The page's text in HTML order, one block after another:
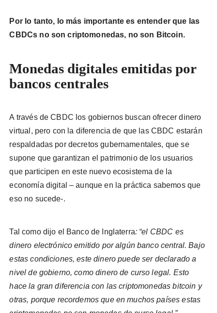
Por lo tanto, lo más importante es entender que las
CBDCs no son criptomonedas, no son Bitcoin.
Monedas digitales emitidas por
bancos centrales
A través de CBDC los gobiernos buscan ofrecer dinero
virtual, pero con la diferencia de que las CBDC estarán
respaldadas por decretos gubernamentales, que se
supone que garantizan el patrimonio de los usuarios
que participen en este nuevo ecosistema de la
economía digital – aunque en la práctica sabemos que
eso no sucede-.
Tal como dijo el Banco de Inglaterra: “el CBDC es
dinero electrónico emitido por algún banco central. Bajo
estas condiciones, este dinero puede ser declarado a
nivel de gobierno, como dinero de curso legal. Esto
hace la gran diferencia con las criptomonedas bitcoin y
otras, porque recordemos que en muchos países estas